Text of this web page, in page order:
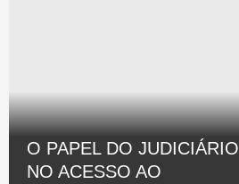
O PAPEL DO JUDICIÁRIO
NO ACESSO AO